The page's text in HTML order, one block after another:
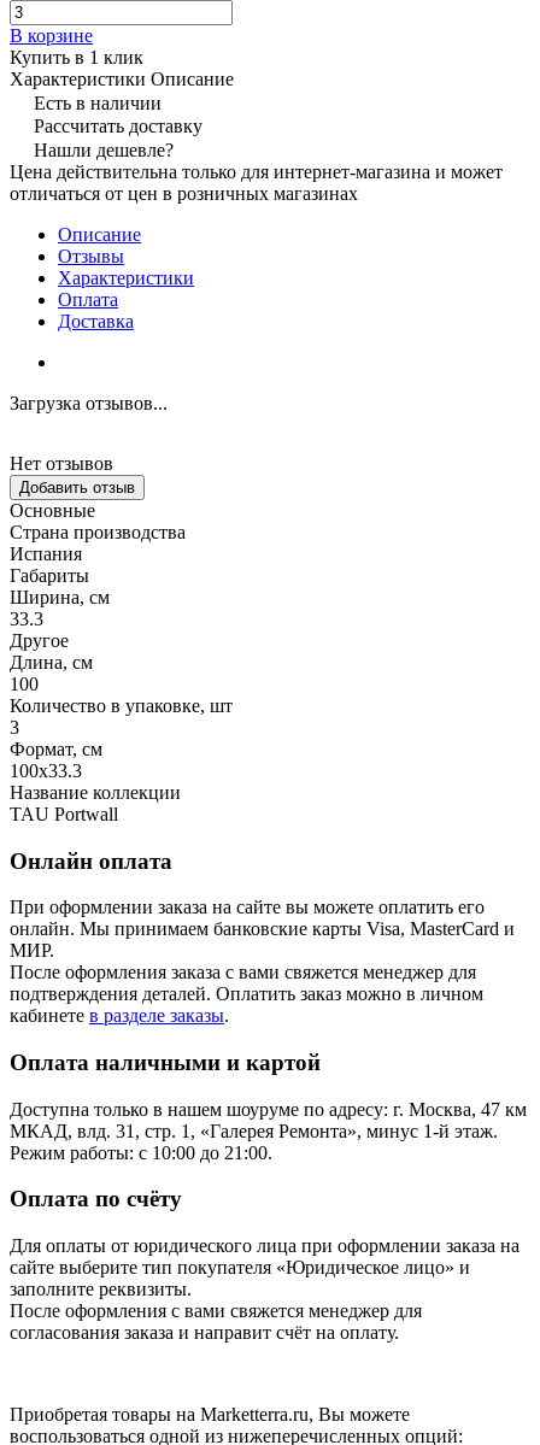
В корзине
Купить в 1 клик
Характеристики Описание
Есть в наличии
Рассчитать доставку
Нашли дешевле?
Цена действительна только для интернет-магазина и может
отличаться от цен в розничных магазинах
Описание
Отзывы
Характеристики
Оплата
Доставка
Загрузка отзывов...
Нет отзывов
Добавить отзыв
Основные
Страна производства
Испания
Габариты
Ширина, см
33.3
Другое
Длина, см
100
Количество в упаковке, шт
3
Формат, см
100x33.3
Название коллекции
TAU Portwall
Онлайн оплата
При оформлении заказа на сайте вы можете оплатить его
онлайн. Мы принимаем банковские карты Visa, MasterCard и
МИР.
После оформления заказа с вами свяжется менеджер для
подтверждения деталей. Оплатить заказ можно в личном
кабинете в разделе заказы.
Оплата наличными и картой
Доступна только в нашем шоуруме по адресу: г. Москва, 47 км
МКАД, влд. 31, стр. 1, «Галерея Ремонта», минус 1‑й этаж.
Режим работы: с 10:00 до 21:00.
Оплата по счёту
Для оплаты от юридического лица при оформлении заказа на
сайте выберите тип покупателя «Юридическое лицо» и
заполните реквизиты.
После оформления с вами свяжется менеджер для
согласования заказа и направит счёт на оплату.
Приобретая товары на Marketterra.ru, Вы можете
воспользоваться одной из нижеперечисленных опций: